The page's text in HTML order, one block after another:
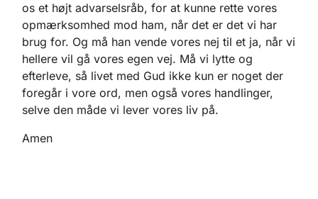
os et højt advarselsråb, for at kunne rette vores
opmærksomhed mod ham, når det er det vi har
brug for. Og må han vende vores nej til et ja, når vi
hellere vil gå vores egen vej. Må vi lytte og
efterleve, så livet med Gud ikke kun er noget der
foregår i vore ord, men også vores handlinger,
selve den måde vi lever vores liv på.
Amen